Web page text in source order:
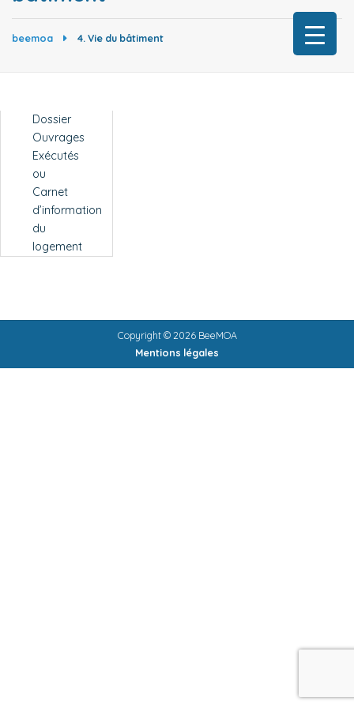
beemoa 4. Vie du bâtiment
Dossier
Ouvrages
Exécutés
ou
Carnet
d’information
du
logement
Copyright © 2026 BeeMOA
Mentions légales